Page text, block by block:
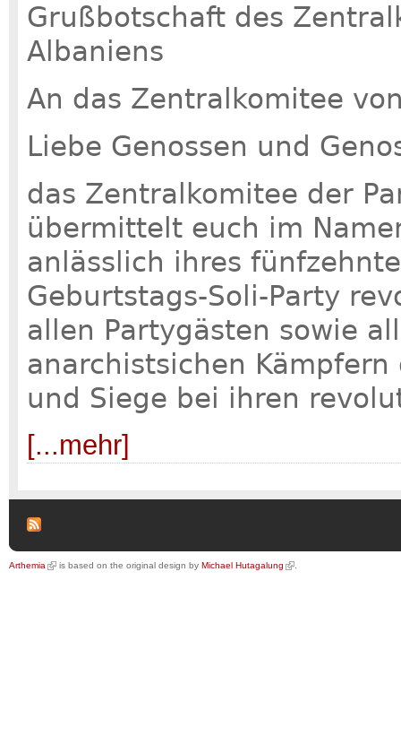
Grußbotschaft des
Albaniens
An das Zentralkomitee
Liebe Genossen und
das Zentralkomitee der
übermittelt euch im
anlässlich ihres
Geburtstags-Soli-Party
allen Partygästen sowie
anarchistsichen
und Siege bei ihren
[...mehr]
Arthemia is based on the original design by Michael Hutagalung